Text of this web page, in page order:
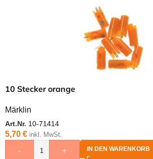
10 Stecker orange
Märklin
Art.Nr. 10-71414
5,70 € inkl. MwSt.
- + IN DEN WARENKORB